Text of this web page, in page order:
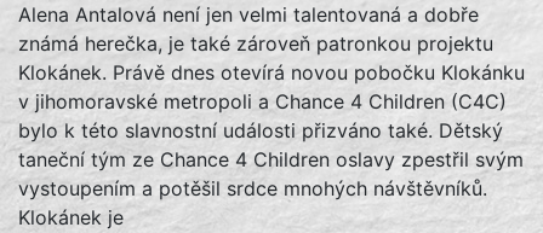
Alena Antalová není jen velmi talentovaná a dobře
známá herečka, je také zároveň patronkou projektu
Klokánek. Právě dnes otevírá novou pobočku Klokánku
v jihomoravské metropoli a Chance 4 Children (C4C)
bylo k této slavnostní události přizváno také. Dětský
taneční tým ze Chance 4 Children oslavy zpestřil svým
vystoupením a potěšil srdce mnohých návštěvníků.
Klokánek je